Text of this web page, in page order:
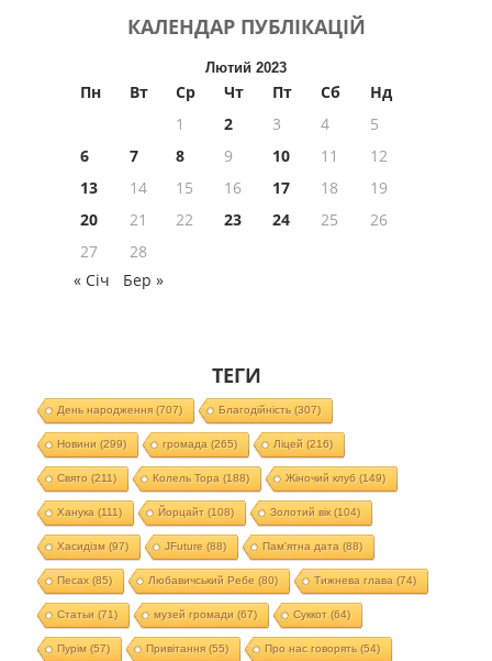
КАЛЕНДАР ПУБЛІКАЦІЙ
Лютий 2023
Пн Вт Ср Чт Пт Сб
Нд
1
2 3 4
5
6
7 8 9 10 11
12
13
14 15 16 17 18
19
20
21 22 23 24 25
26
27
28
« Січ
Бер »
ТЕГИ
День народження(707) Благодійність(307)
Новини (299) громада (265) Ліцей (216)
Свято (211) Колель Тора (188) Жіночий клуб (149)
Ханука (111) Йорцайт (108) Золотий вік(104)
Хасидізм (97) JFuture (88) Пам'ятна дата (88)
Песах(85) Любавичський Ребе (80) Тижнева глава (74)
Статьи (71) музей громади (67) Суккот (64)
Пурім (57) Привітання(55) Про нас говорять(54)